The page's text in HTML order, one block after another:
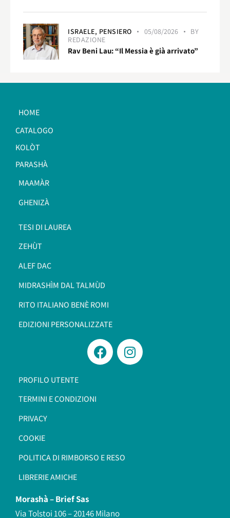
ISRAELE, PENSIERO 05/08/2026
BY
REDAZIONE
Rav Beni Lau: “Il Messia è già arrivato”
HOME
CATALOGO
KOLÒT
PARASHÀ
MAAMÀR
GHENIZÀ
TESI DI LAUREA
ZEHÙT
ALEF DAC
MIDRASHÌM DAL TALMÙD
RITO ITALIANO BENÈ ROMI​
EDIZIONI PERSONALIZZATE
PROFILO UTENTE
TERMINI E CONDIZIONI
PRIVACY
COOKIE
POLITICA DI RIMBORSO E RESO
LIBRERIE AMICHE
Morashà –Brief Sas
Via Tolstoi 106 – 20146 Milano